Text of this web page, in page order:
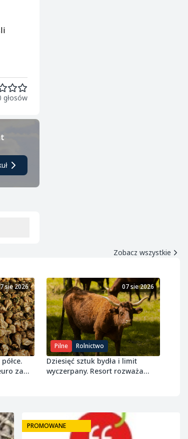
głosów
Zobacz wszystkie
sie 2026
za
Pilne Rolnictwo
07 sie 2026
Dziesięć sztuk bydła i limit
wyczerpany. Resort rozważa
PROMOWANE